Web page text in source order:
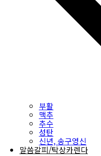
부활
맥추
추수
성탄
신년, 송구영신
말씀갈피/탁상카렌다